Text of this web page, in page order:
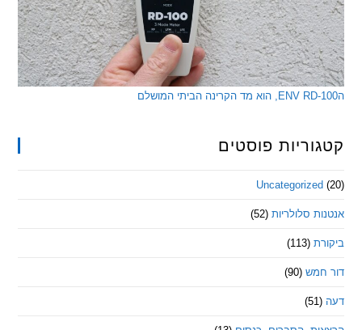
פוסטים
סלולריות (52)
(90)